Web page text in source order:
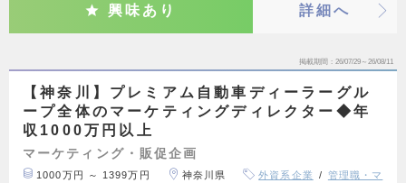
興味あり 詳細へ
掲載期間 26/07/29～26/08/11
【神奈川】プレミアム自動車ディーラーグル
ープ全体のマーケティングディレクター◆年
収1000万円以上
マーケティング・販促企画
1000万円 ～ 1399万円 神奈川県 外資系企業
管理職・マ